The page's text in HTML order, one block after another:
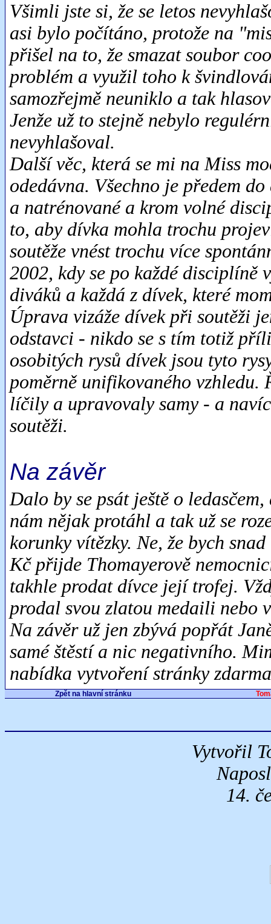
Všimli jste si, že se letos
asi bylo počítáno, protože na
přišel na to, že smazat soubor
problém a využil toho k
samozřejmě neuniklo a tak
Jenže už to stejně nebylo
nevyhlašoval.
Další věc, která se mi na Miss
odedávna. Všechno je předem
a natrénované a krom volné
to, aby dívka mohla trochu
soutěže vnést trochu více
2002, kdy se po každé disciplíně
diváků a každá z dívek, které
Úprava vizáže dívek při soutěži
odstavci - nikdo se s tím totiž
osobitých rysů dívek jsou tyto
poměrně unifikovaného vzhledu.
líčily a upravovaly samy - a
soutěži.
Na závěr
Dalo by se psát ještě o
nám nějak protáhl a tak už se
korunky vítězky. Ne, že bych
Kč přijde Thomayerově
takhle prodat dívce její trofej.
prodal svou zlatou medaili nebo
Na závěr už jen zbývá popřát
samé štěstí a nic negativního.
nabídka vytvoření stránky
Zpět na hlavní stránku
Vytvořil
14.